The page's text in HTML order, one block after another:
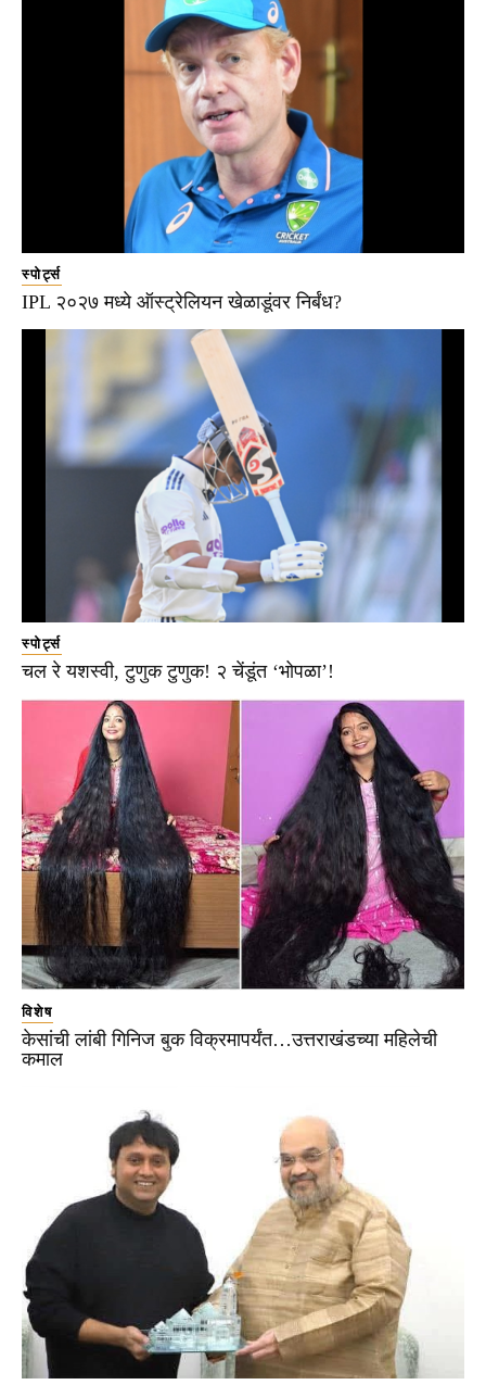
स्पोर्ट्स
IPL २०२७ मध्ये ऑस्ट्रेलियन खेळाडूंवर निर्बंध?
स्पोर्ट्स
चल रे यशस्वी, टुणुक टुणुक! २ चेंडूंत ‘भोपळा’!
विशेष
केसांची लांबी गिनिज बुक विक्रमापर्यंत…उत्तराखंडच्या महिलेची
कमाल